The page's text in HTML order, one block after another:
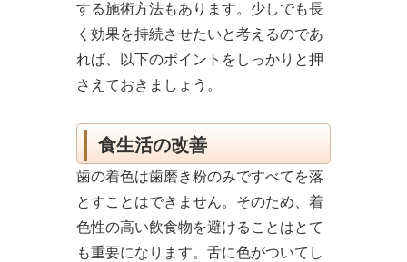
する施術方法もあります。少しでも長
く効果を持続させたいと考えるのであ
れば、以下のポイントをしっかりと押
さえておきましょう。
食生活の改善
歯の着色は歯磨き粉のみですべてを落
とすことはできません。そのため、着
色性の高い飲食物を避けることはとて
も重要になります。舌に色がついてし